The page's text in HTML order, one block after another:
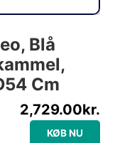
Blå
Cm
2,729.00kr.
KØB NU